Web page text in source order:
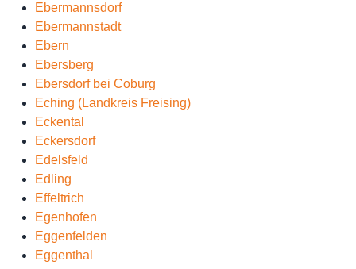
Ebermannsdorf
Ebermannstadt
Ebern
Ebersberg
Ebersdorf bei Coburg
Eching (Landkreis Freising)
Eckental
Eckersdorf
Edelsfeld
Edling
Effeltrich
Egenhofen
Eggenfelden
Eggenthal